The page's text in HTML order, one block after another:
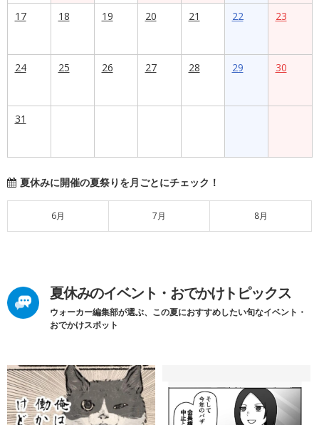
17
18 19 20 21 22 23
24 25 26 27 28 29 30
31
夏休みに開催の夏祭りを月ごとにチェック！
6月 7月 8月
夏休みのイベント・おでかけトピックス
ウォーカー編集部が選ぶ、この夏におすすめしたい旬なイベント・
おでかけスポット